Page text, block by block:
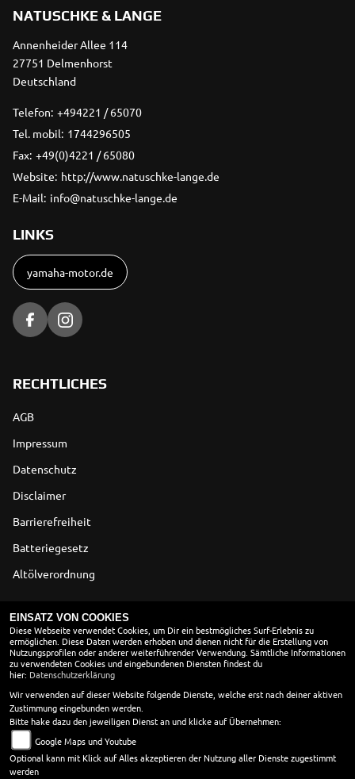
NATUSCHKE & LANGE
Annenheider Allee 114
27751 Delmenhorst
Deutschland
Telefon: +494221 / 65070
Tel. mobil: 1744296505
Fax: +49(0)4221 / 65080
Website: http://www.natuschke-lange.de
E-Mail: info@natuschke-lange.de
LINKS
yamaha-motor.de
RECHTLICHES
AGB
Impressum
Datenschutz
Disclaimer
Barrierefreiheit
Batteriegesetz
Altölverordnung
ÖFFNUNGSZEITEN
Montag:
09:00 - 18:00
Dienstag:
09:00 - 18:00
Mittwoch:
09:00 - 18:00
Donnerstag:
09:00 - 18:00
Freitag:
09:00 - 18:00
Samstag:
09:00 - 13:00
Sonntag:
geschlossen
EINSATZ VON COOKIES
Diese Webseite verwendet Cookies, um Dir ein bestmögliches Surf-Erlebnis zu
ermöglichen. Diese Daten werden erhoben und dienen nicht für die Erstellung von
Nutzungsprofilen oder anderer weiterführender Verwendung. Sämtliche Informationen
zu verwendeten Cookies und eingebundenen Diensten findest du
hier: Datenschutzerklärung
Wir verwenden auf dieser Website folgende Dienste, welche erst nach deiner aktiven
Zustimmung eingebunden werden.
Bitte hake dazu den jeweiligen Dienst an und klicke auf Übernehmen:
Google Maps und Youtube
Optional kann mit Klick auf Alles akzeptieren der Nutzung aller Dienste zugestimmt
werden